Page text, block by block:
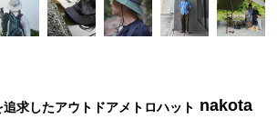
求したアウトドアメトロハット nakota